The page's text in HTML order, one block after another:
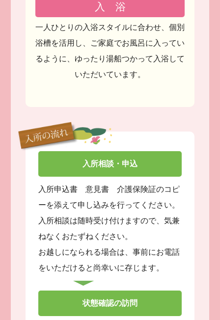
入 浴
一人ひとりの入浴スタイルに合わせ、 個別
浴槽を活用し、ご家庭でお風呂に入ってい
るように、 ゆったり湯船つかって入浴して
いただいています。
入所相談・申込
入所申込書 意見書 介護保険証のコピ
ーを添えて申し込みを行ってください。
入所相談は随時受け付けますので、気兼
ねなくおたずねください。
お越しになられる場合は、事前にお電話
をいただけると尚幸いに存じます。
状態確認の訪問